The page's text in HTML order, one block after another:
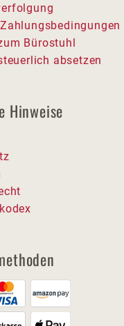
Bürostuhl
absetzen
Hinweise